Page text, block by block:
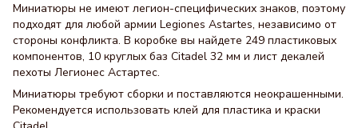
Миниатюры не имеют легион-специфических знаков, поэтому
подходят для любой армии Legiones Astartes, независимо от
стороны конфликта. В коробке вы найдете 249 пластиковых
компонентов, 10 круглых баз Citadel 32 мм и лист декалей
пехоты Легионес Астартес.
Миниатюры требуют сборки и поставляются неокрашенными.
Рекомендуется использовать клей для пластика и краски